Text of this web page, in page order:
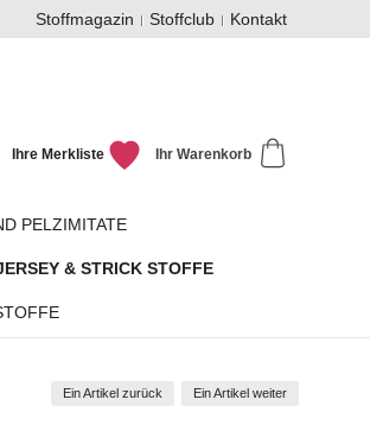
Stoffmagazin Stoffclub Kontakt
Ihr Warenkorb
Ihre Merkliste
PELZIMITATE
& STRICK STOFFE
Ein Artikel zurück Ein Artikel weiter